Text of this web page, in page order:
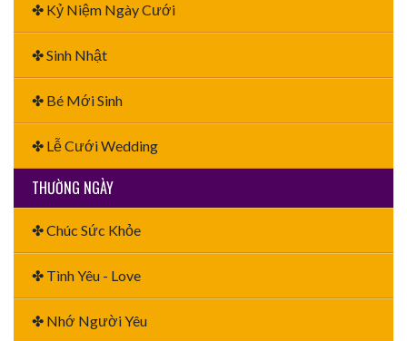
✤ Kỷ Niệm Ngày Cưới
✤ Sinh Nhật
✤ Bé Mới Sinh
✤ Lễ Cưới Wedding
THƯỜNG NGÀY
✤ Chúc Sức Khỏe
✤ Tình Yêu - Love
✤ Nhớ Người Yêu